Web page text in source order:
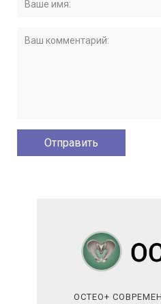
ОСТЕО+